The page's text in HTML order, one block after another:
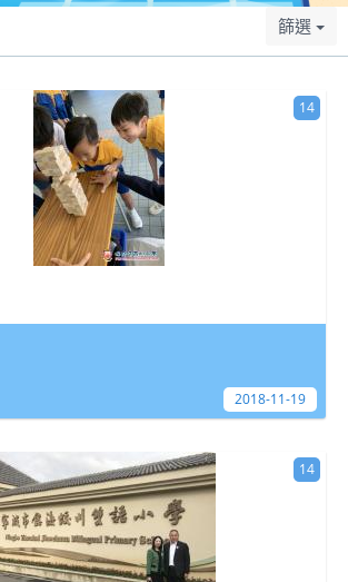
篩選
14
2018-11-19
14